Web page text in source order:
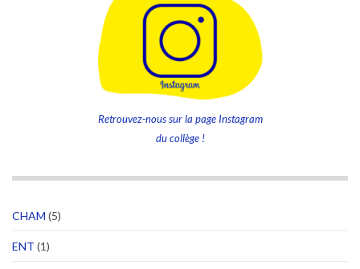
Retrouvez-nous sur la page Instagram
du collège !
CHAM (5)
ENT (1)